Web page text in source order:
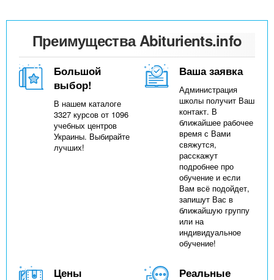
Преимущества Abiturients.info
Большой
выбор!
В нашем каталоге
3327 курсов от 1096
учебных центров
Украины. Выбирайте
лучших!
Ваша заявка
Администрация
школы получит Ваш
контакт. В
ближайшее рабочее
время с Вами
свяжутся,
расскажут
подробнее про
обучение и если
Вам всё подойдет,
запишут Вас в
ближайшую группу
или на
индивидуальное
обучение!
Цены
Реальные